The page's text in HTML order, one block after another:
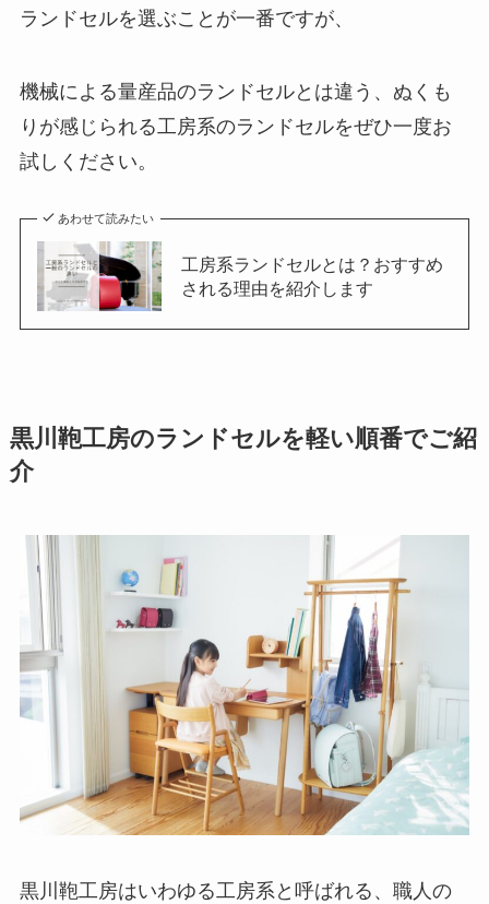
ランドセルを選ぶことが一番ですが、
機械による量産品のランドセルとは違う、ぬくも
りが感じられる工房系のランドセルをぜひ一度お
試しください。
あわせて読みたい
工房系ランドセルとは？おすすめ
される理由を紹介します
黒川鞄工房のランドセルを軽い順番でご紹
介
黒川鞄工房はいわゆる工房系と呼ばれる、職人の